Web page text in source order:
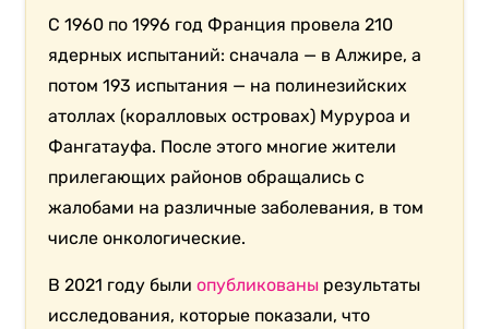
С 1960 по 1996 год Франция провела 210
ядерных испытаний: сначала — в Алжире, а
потом 193 испытания — на полинезийских
атоллах (коралловых островах) Муруроа и
Фангатауфа. После этого многие жители
прилегающих районов обращались с
жалобами на различные заболевания, в том
числе онкологические.
В 2021 году былиопубликованы результаты
исследования, которые показали, что